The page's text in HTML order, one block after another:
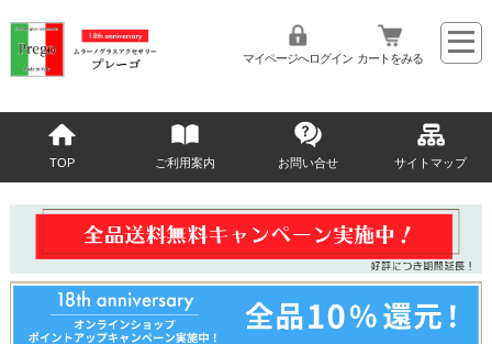
マイページへログイン カートをみる
TOP ご利用案内 お問い合せ サイトマップ